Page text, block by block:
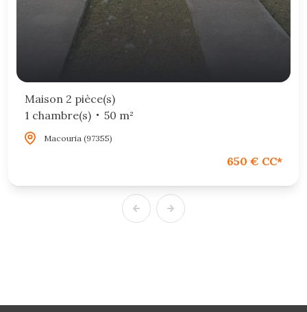
Maison 2 pièce(s)
1 chambre(s)
50 m²
Macouria (97355)
650 € CC*